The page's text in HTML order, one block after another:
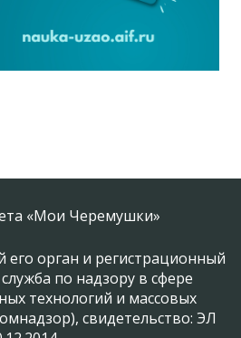
«Мои Черемушки»
его орган и регистрационный
по надзору в сфере
технологий и массовых
свидетельство: ЭЛ